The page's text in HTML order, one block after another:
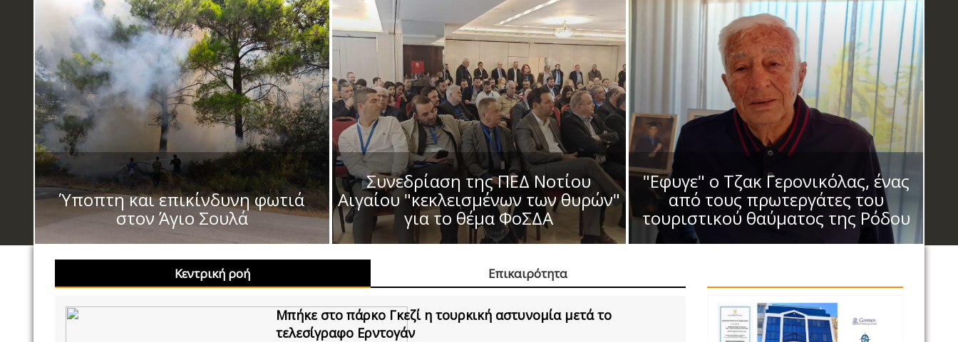
Ύποπτη και επικίνδυνη φωτιά
στον Άγιο Σουλά
Συνεδρίαση της ΠΕΔ Νοτίου
Αιγαίου "κεκλεισμένων των θυρών"
για το θέμα ΦοΣΔΑ
"Εφυγε" ο Τζακ Γερονικόλας, ένας
από τους πρωτεργάτες του
τουριστικού θαύματος της Ρόδου
Κεντρική ροή Επικαιρότητα
Μπήκε στο πάρκο Γκεζί η τουρκική αστυνομία μετά το
τελεσίγραφο Ερντογάν